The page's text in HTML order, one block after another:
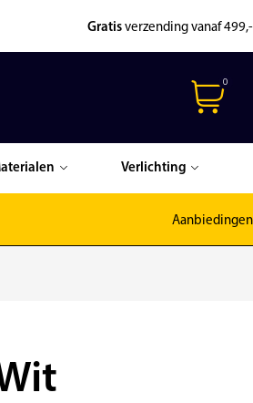
Gratis verzending vanaf 499,-
0
Verlichting
Aanbiedingen